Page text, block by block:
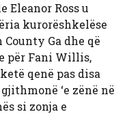
Eleanor Ross u
kurorëshkelëse
Ga dhe që
për Fani Willis,
qenë pas disa
‘e zënë në
si zonja e